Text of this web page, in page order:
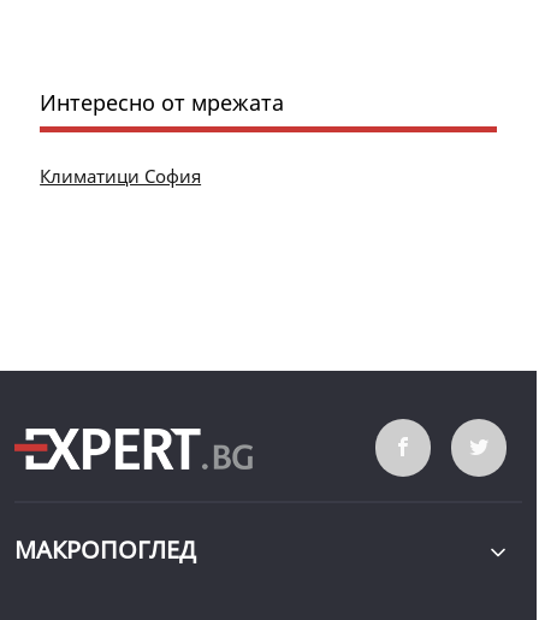
Интересно от мрежата
Климатици София
МАКРОПОГЛЕД